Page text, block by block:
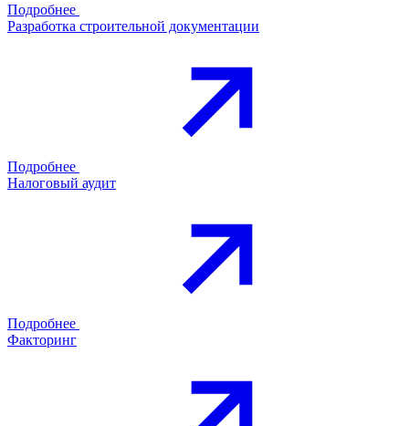
Подробнее
Разработка строительной документации
Подробнее
Налоговый аудит
Подробнее
Факторинг